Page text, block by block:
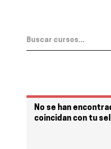
No se han
coincidan con tu